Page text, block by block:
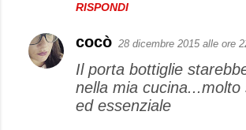
RISPONDI
cocò 28 dicembre 2015 alle ore
Il porta bottiglie
nella mia cucina...molto
ed essenziale